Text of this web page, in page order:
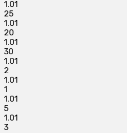
1.01
25
1.01
20
1.01
30
1.01
2
1.01
1
1.01
5
1.01
3